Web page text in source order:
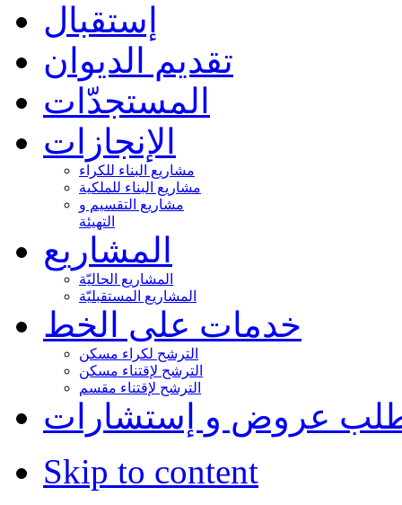
إستقبال
تقديم الديوان
المستجدّات
الإنجازات
مشاريع البناء للكراء
مشاريع البناء للملكية
مشاريع التقسيم و
التهيئة
المشاريع
المشاريع الحاليّة
المشاريع المستقبليّة
خدمات على الخط
الترشح لكراء مسكن
الترشح لإقتناء مسكن
الترشح لإقتناء مقسم
عروض و إستشارات
Skip to content